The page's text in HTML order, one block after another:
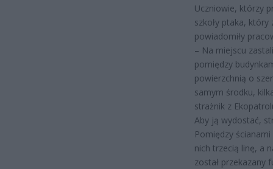
Uczniowie, którzy
szkoły ptaka,
powiadomiły
– Na miejscu
pomiędzy
powierzchnią o
samym środku,
strażnik z
Aby ją wydostać,
Pomiędzy
nich trzecią linę, a
został przekazany